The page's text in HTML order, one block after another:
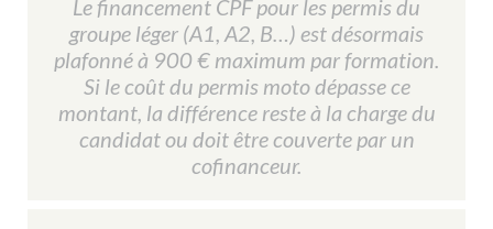
Le financement CPF pour les permis du
groupe léger (A1, A2, B…) est désormais
plafonné à 900 € maximum par formation.
Si le coût du permis moto dépasse ce
montant, la différence reste à la charge du
candidat ou doit être couverte par un
cofinanceur.